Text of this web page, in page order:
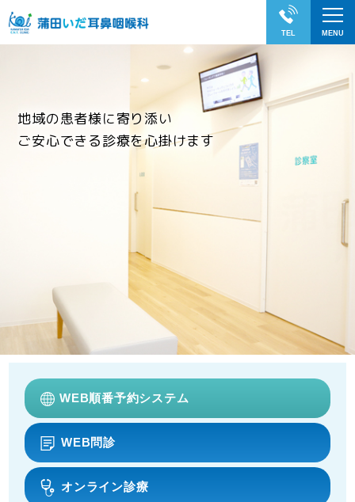
地域の患者様に寄り添い
ご安心できる診療を心掛けます
WEB順番予約システム
WEB問診
オンライン診療